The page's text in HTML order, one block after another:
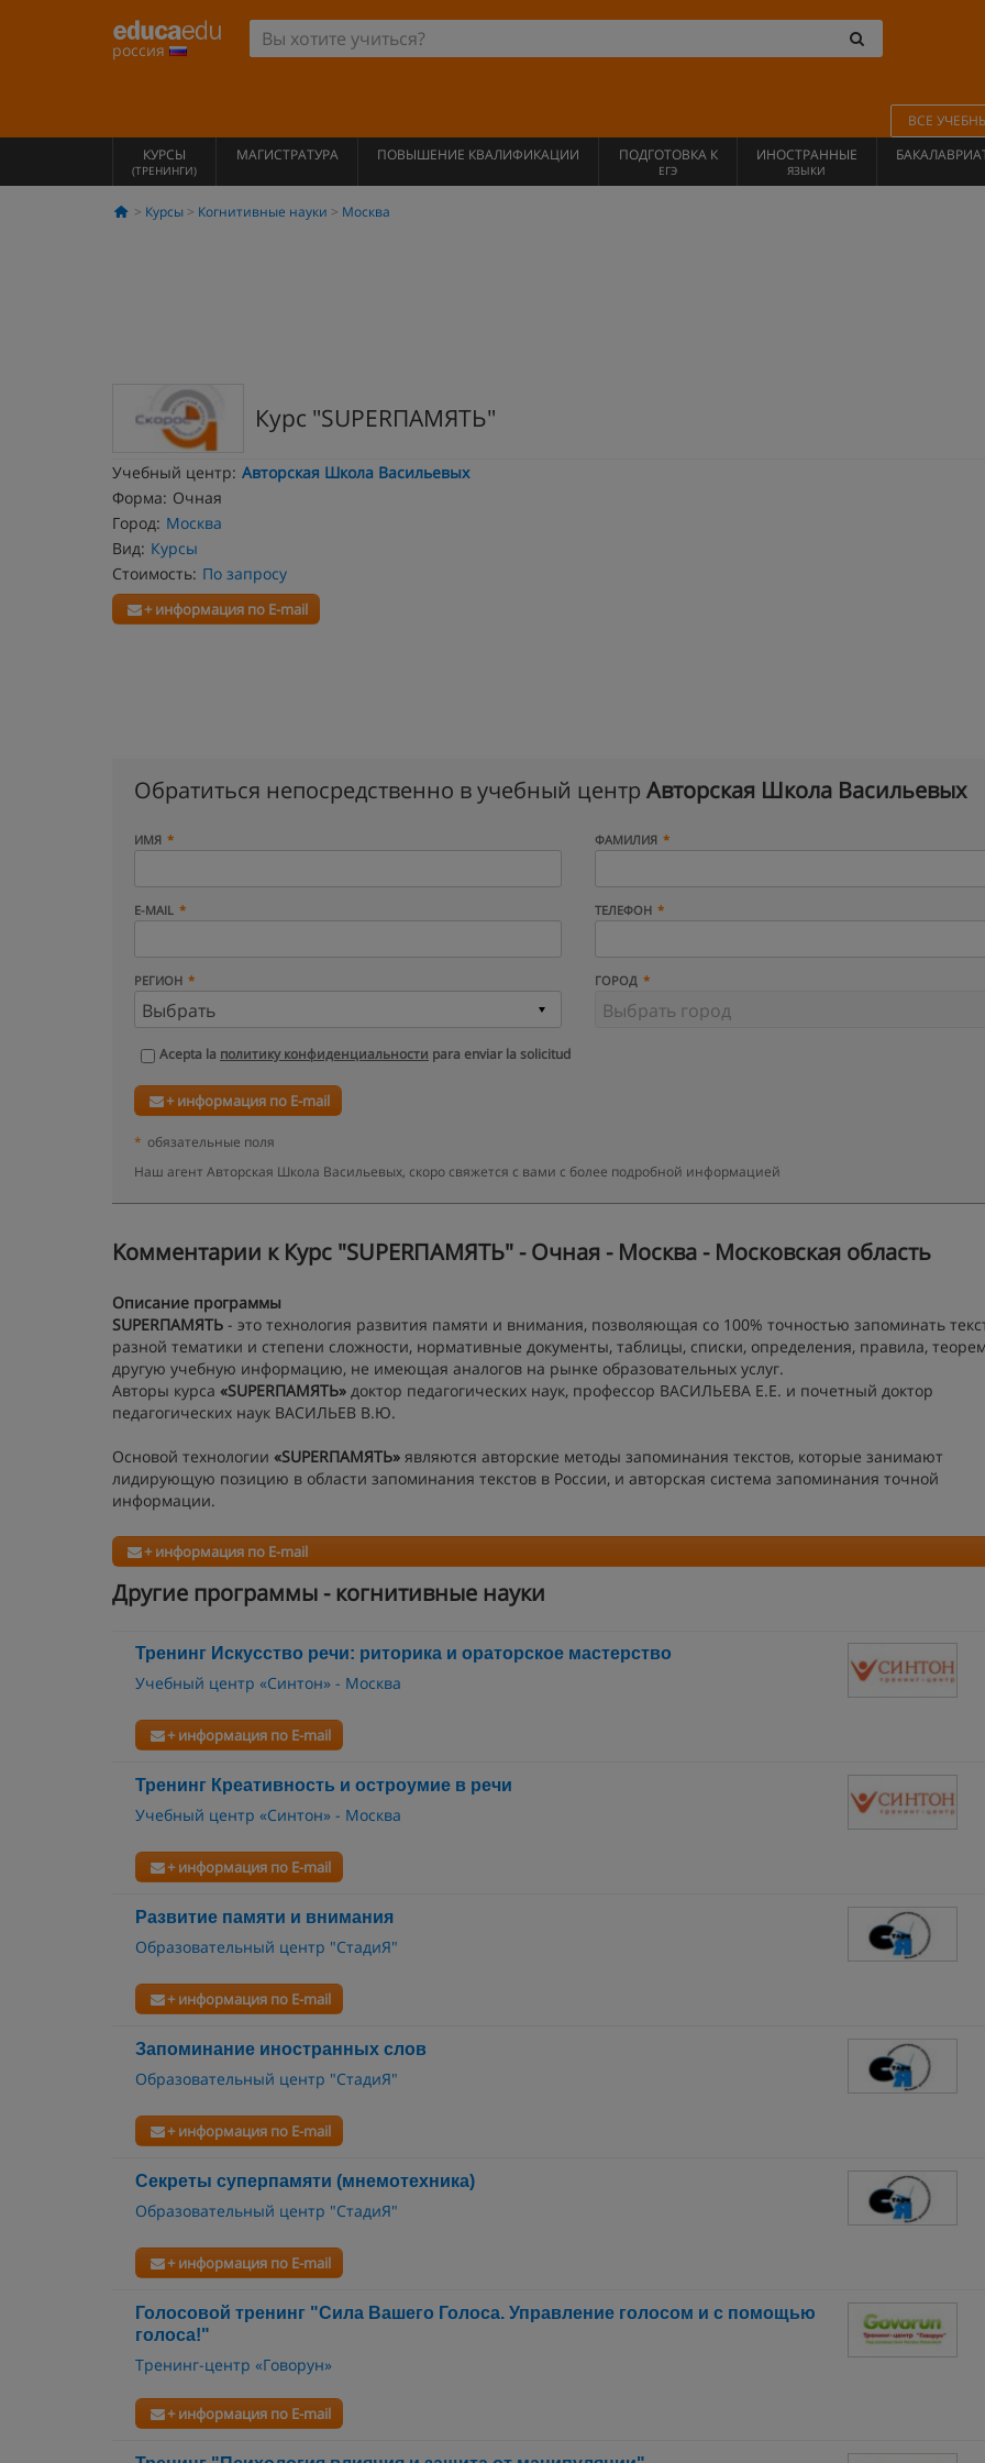
россия
ВСЕ
КУРСЫ
(ТРЕНИНГИ)
МАГИСТРАТУРА ПОВЫШЕНИЕ КВАЛИФИКАЦИИ ПОДГОТОВКА К
ЕГЭ
ИНОСТРАННЫЕ
ЯЗЫКИ
Курсы Когнитивные науки Москва
Курс "SUPERПАМЯТЬ"
Учебный центр: Авторская Школа Васильевых
Форма: Очная
Город: Москва
Вид: Курсы
Стоимость: По запросу
+ информация по E-mail
Обратиться непосредственно в учебный центр Авторская Школа Васильевых
ИМЯ ФАМИЛИЯ
E-MAIL ТЕЛЕФОН
РЕГИОН ГОРОД
Acepta la политику конфиденциальности para enviar la solicitud
+ информация по E-mail
* обязательные поля
Наш агент Авторская Школа Васильевых, скоро свяжется с вами с более подробной информацией
Kомментарии к Курс "SUPERПАМЯТЬ" - Очная - Москва - Московская область
Описание программы
SUPERПАМЯТЬ - это технология развития памяти и внимания, позволяющая со 100% точностью запоминать
разной тематики и степени сложности, нормативные документы, таблицы, списки, определения, правила,
другую учебную информацию, не имеющая аналогов на рынке образовательных услуг.
Авторы курса «SUPERПАМЯТЬ» доктор педагогических наук, профессор ВАСИЛЬЕВА Е.Е. и почетный доктор
педагогических наук ВАСИЛЬЕВ В.Ю.
Основой технологии «SUPERПАМЯТЬ» являются авторские методы запоминания текстов, которые занимают
лидирующую позицию в области запоминания текстов в России, и авторская система запоминания точной
информации.
+ информация по E-mail
Другие программы - когнитивные науки
Тренинг Искусство речи: риторика и ораторское мастерство
Учебный центр «Синтон» - Москва
+ информация по E-mail
Тренинг Креативность и остроумие в речи
Учебный центр «Синтон» - Москва
+ информация по E-mail
Развитие памяти и внимания
Образовательный центр "СтадиЯ"
+ информация по E-mail
Запоминание иностранных слов
Образовательный центр "СтадиЯ"
+ информация по E-mail
Секреты суперпамяти (мнемотехника)
Образовательный центр "СтадиЯ"
+ информация по E-mail
Голосовой тренинг "Сила Вашего Голоса. Управление голосом и с помощью
голоса!"
Тренинг-центр «Говорун»
+ информация по E-mail